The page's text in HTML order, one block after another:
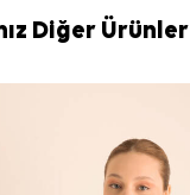
Diğer Ürünler